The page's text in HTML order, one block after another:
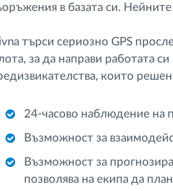
в базата си.
търси сериозно GPS
за да направи работата
които
24-часово наблюдение на
Възможност за
Възможност за
позволява на екипа да